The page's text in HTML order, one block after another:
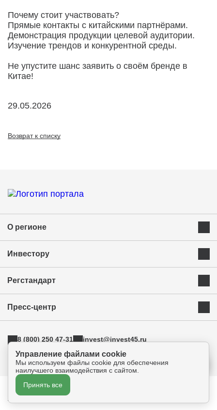
Почему стоит участвовать?
Прямые контакты с китайскими партнёрами.
Демонстрация продукции целевой аудитории.
Изучение трендов и конкурентной среды.
Не упустите шанс заявить о своём бренде в
Китае!
29.05.2026
Возврат к списку
О регионе
Экономика и ресурсы
Успешные бренды Курганской области
Инвестиционная команда региона
Инвестору
Приоритетные инвестиционные направления
Истории успеха
Поддержка экспорта
Инновации
Креативные индустрии
Регстандарт
Свод инвестиционных правил
Пресс-центр
Фотогалерея
Медиа
Прямая связь
8 (800) 250 47-31
invest@invest45.ru
г. Курган, ул. Бурова-Петрова 112а, оф.325
Политика конфиденциальности
Согласие на обработку персональных данных
Управление файлами cookie
Мы используем файлы cookie для обеспечения
наилучшего взаимодействия с сайтом.
Принять все